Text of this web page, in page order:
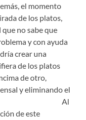
el momento
de los platos,
no sabe que
y con ayuda
crear una
de los platos
de otro,
y eliminando el
Al
de este